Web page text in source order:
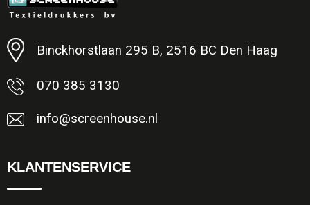
Minimale afname: 1
Binckhorstlaan 295 B, 2516 BC Den Haag
070 385 3130
info@screenhouse.nl
KLANTENSERVICE